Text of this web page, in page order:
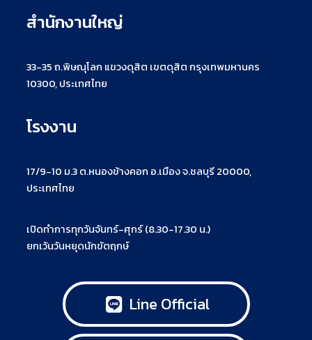
สำนักงานใหญ่
33-35 ถ.พิษณุโลก แขวงดุสิต เขตดุสิต กรุงเทพมหานคร
10300, ประเทศไทย
โรงงาน
17/9-10 ม.3 ต.หนองข้างคอก อ.เมือง จ.ชลบุรี 20000,
ประเทศไทย
เปิดทำการทุกวันจันทร์-ศุกร์ (8.30-17.30 น.)
ยกเว้นวันหยุดนักขัตฤกษ์
Line Official